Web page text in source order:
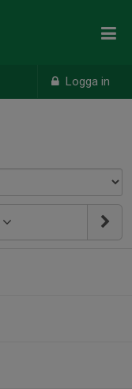
Logga in